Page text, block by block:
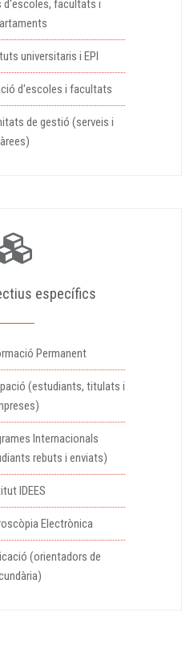
d'escoles, facultats i
universitaris i EPI
d'escoles i facultats
de gestió (serveis i
àrees)
específics
Permanent
(estudiants, titulats i
Internacionals
rebuts i enviats)
IDEES
Electrònica
(orientadors de